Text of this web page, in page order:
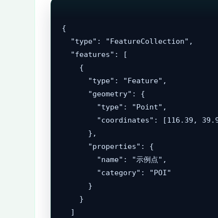
{
  "type": "FeatureCollection",
  "features": [
    {
      "type": "Feature",
      "geometry": {
        "type": "Point",
"coordinates": [116.39,
      },
      "properties": {
        "name": "示例点",
        "category": "POI"
      }
    }
  ]